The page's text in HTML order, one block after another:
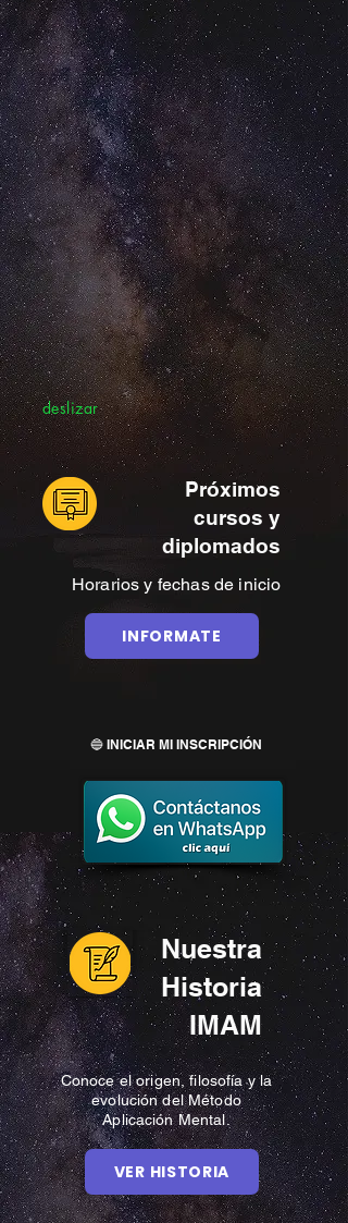
deslizar
Próximos
cursos y
diplomados
Horarios y fechas de inicio
INFORMATE
🔵 INICIAR MI INSCRIPCIÓN
Nuestra
Historia
IMAM
Conoce el origen, filosofía y la
evolución del Método
Aplicación Mental.
VER HISTORIA